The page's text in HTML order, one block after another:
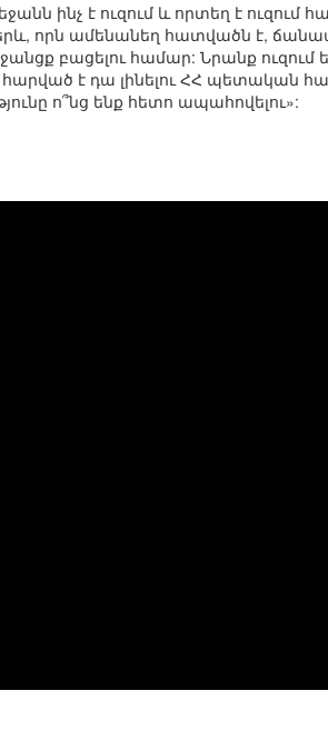
ինչ է ուզում և որտեղ է
որն ամենանեղ հատվածն է,
բացելու համար: Նրանք ուզում
է դա լինելու ՀՀ պետական
ո՞նց ենք հետո ապահովելու»: